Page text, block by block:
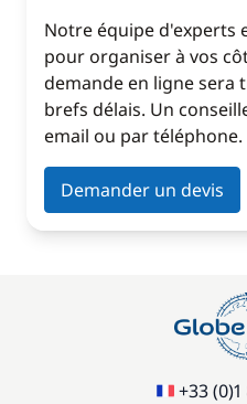
Notre équipe d'experts
pour organiser à vos
demande en ligne sera
brefs délais. Un
email ou par téléphone.
Demander un devis
+33